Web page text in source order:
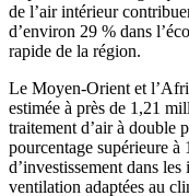
de l’air intérieur
d’environ 29 % dans
rapide de la région.
Le Moyen-Orient et
estimée à près de 1,21
traitement d’air à double
pourcentage supérieure à
d’investissement dans
ventilation adaptées au